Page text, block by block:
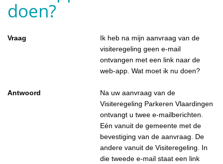
doen?
Vraag
Ik heb na mijn aanvraag van de
visiteregeling geen e-mail
ontvangen met een link naar de
web-app. Wat moet ik nu doen?
Antwoord
Na uw aanvraag van de
Visiteregeling Parkeren Vlaardingen
ontvangt u twee e-mailberichten.
Eén vanuit de gemeente met de
bevestiging van de aanvraag. De
andere vanuit de Visiteregeling. In
die tweede e-mail staat een link